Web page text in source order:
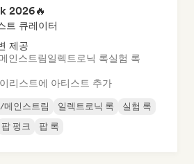
2026🔥
트 큐레이터
제공
인스트림일렉트로닉 록실험 록
리스트에 아티스트 추가
메인스트림 일렉트로닉 록
실험 록
팝 펑크 팝 록